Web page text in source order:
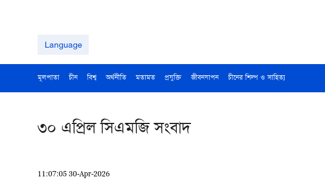
Language
মূলপাতা চীন বিশ্ব অর্থনীতি মতামত প্রযুক্তি জীবনযাপন চীনের শিল্প ও সাহিত্য
৩০ এপ্রিল সিএমজি সংবাদ
11:07:05 30-Apr-2026